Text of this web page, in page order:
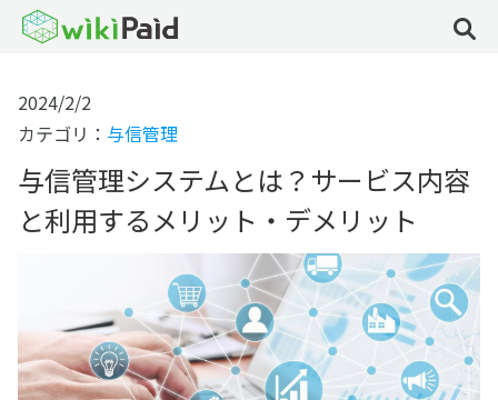
2024/2/2
カテゴリ： 与信管理
与信管理システムとは？サービス内容
と利用するメリット・デメリット